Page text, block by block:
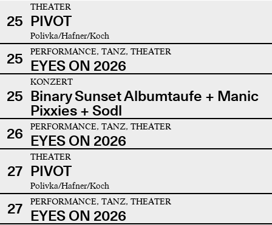
25
THEATER
PIVOT
Polivka/Hafner/Koch
25 PERFORMANCE, TANZ, THEATER
EYES ON 2026
25
KONZERT
Binary Sunset Albumtaufe + Manic
Pixxies + Sodl
26
PERFORMANCE, TANZ, THEATER
EYES ON 2026
27
THEATER
PIVOT
Polivka/Hafner/Koch
27 PERFORMANCE, TANZ, THEATER
EYES ON 2026